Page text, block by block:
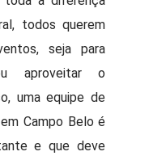
todos querem
seja para
aproveitar o
uma equipe de
Campo Belo é
e que deve